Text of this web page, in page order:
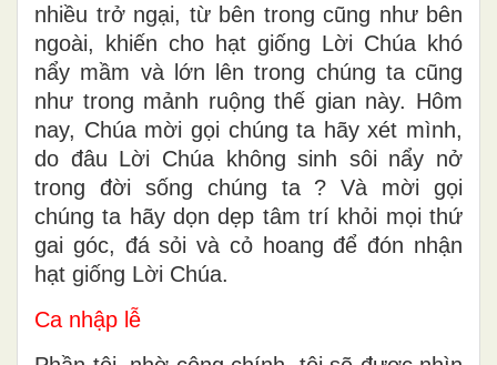
nhiều trở ngại, từ bên trong cũng như bên
ngoài, khiến cho hạt giống Lời Chúa khó
nẩy mầm và lớn lên trong chúng ta cũng
như trong mảnh ruộng thế gian này. Hôm
nay, Chúa mời gọi chúng ta hãy xét mình,
do đâu Lời Chúa không sinh sôi nẩy nở
trong đời sống chúng ta ? Và mời gọi
chúng ta hãy dọn dẹp tâm trí khỏi mọi thứ
gai góc, đá sỏi và cỏ hoang để đón nhận
hạt giống Lời Chúa.
Ca nhập lễ